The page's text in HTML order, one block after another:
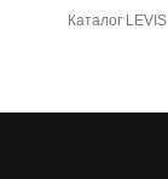
Каталог LEVIS